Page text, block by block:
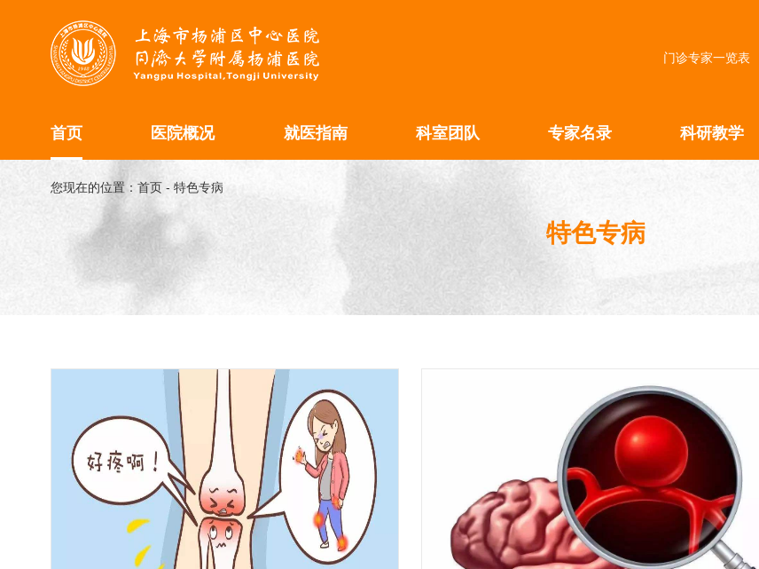
门诊专家一览表
首页 医院概况 就医指南 科室团队 专家名录 科研教学
您现在的位置： 首页 - 特色专病
特色专病